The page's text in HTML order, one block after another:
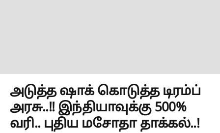
அடுத்த ஷாக் கொடுத்த டிரம்ப்
அரசு..!! இந்தியாவுக்கு 500%
வரி.. புதிய மசோதா தாக்கல்..!